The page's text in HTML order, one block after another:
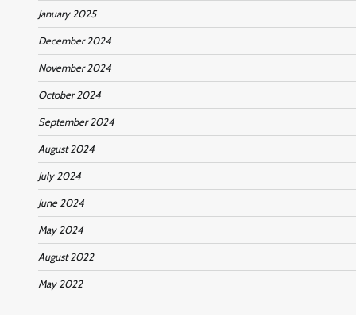
January 2025
December 2024
November 2024
October 2024
September 2024
August 2024
July 2024
June 2024
May 2024
August 2022
May 2022